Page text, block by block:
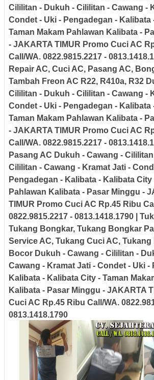
Cililitan - Dukuh - Cililitan - Cawang -
Condet - Uki - Pengadegan - Kalibata
Taman Makam Pahlawan Kalibata -
- JAKARTA TIMUR Promo Cuci AC
Call/WA. 0822.9815.2217 -
Repair AC, Cuci AC, Pasang AC,
Tambah Freon AC R22, R410a, R32
Cililitan - Dukuh - Cililitan - Cawang -
Condet - Uki - Pengadegan - Kalibata
Taman Makam Pahlawan Kalibata -
- JAKARTA TIMUR Promo Cuci AC
Call/WA. 0822.9815.2217 -
Pasang AC Dukuh - Cawang -
Cililitan - Cawang - Kramat Jati -
Pengadegan - Kalibata - Kalibata City
Pahlawan Kalibata - Pasar Minggu -
TIMUR Promo Cuci AC Rp.45 Ribu
0822.9815.2217 - 0813.1418.1790 |
Tukang Bongkar, Tukang Bongkar
Service AC, Tukang Cuci AC, Tukang
Bocor Dukuh - Cawang - Cililitan -
Cawang - Kramat Jati - Condet - Uki -
Kalibata - Kalibata City - Taman
Kalibata - Pasar Minggu - JAKARTA
Cuci AC Rp.45 Ribu Call/WA.
0813.1418.1790